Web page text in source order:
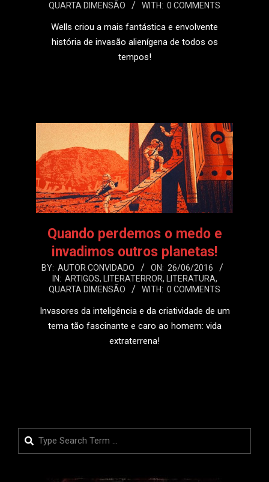
QUARTA DIMENSÃO WITH: 0 COMMENTS
Wells criou a mais fantástica e envolvente
história de invasão alienígena de todos os
tempos!
Quando perdemos o medo e
invadimos outros planetas!
2016-
BY: AUTOR CONVIDADO ON: 26/06/2016
IN: ARTIGOS, LITERATERROR, LITERATURA,
QUARTA DIMENSÃO
WITH: 0 COMMENTS
Invasores da inteligência e da criatividade de um
tema tão fascinante e caro ao homem: vida
extraterrena!
Search